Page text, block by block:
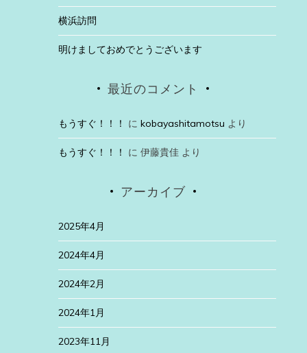
横浜訪問
明けましておめでとうございます
最近のコメント
もうすぐ！！！ に kobayashitamotsu より
もうすぐ！！！ に 伊藤貴佳より
アーカイブ
2025年4月
2024年4月
2024年2月
2024年1月
2023年11月